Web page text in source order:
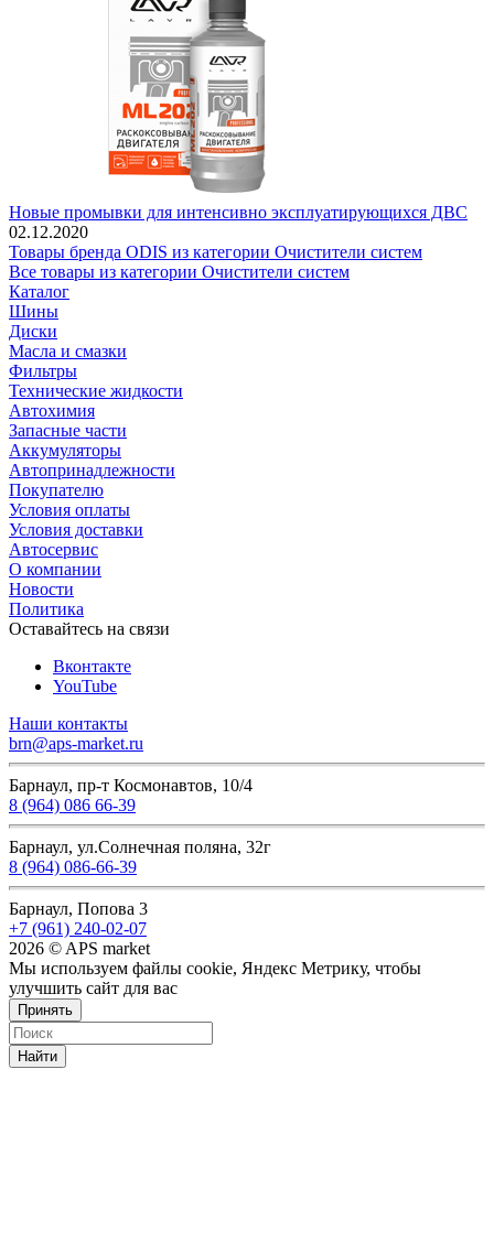
Новые промывки для интенсивно эксплуатирующихся ДВС
02.12.2020
Товары бренда ODIS из категории Очистители систем
Все товары из категории Очистители систем
Каталог
Шины
Диски
Масла и смазки
Фильтры
Технические жидкости
Автохимия
Запасные части
Аккумуляторы
Автопринадлежности
Покупателю
Условия оплаты
Условия доставки
Автосервис
О компании
Новости
Политика
Оставайтесь на связи
Вконтакте
YouTube
Наши контакты
brn@aps-market.ru
Барнаул, пр-т Космонавтов, 10/4
8 (964) 086 66-39
Барнаул, ул.Солнечная поляна, 32г
8 (964) 086-66-39
Барнаул, Попова 3
+7 (961) 240-02-07
2026 © APS market
Мы используем файлы cookie, Яндекс Метрику, чтобы
улучшить сайт для вас
Принять
Найти